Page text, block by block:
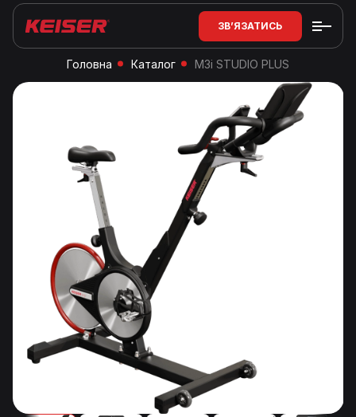
ЗВ’ЯЗАТИСЬ
Головна Каталог M3i STUDIO PLUS